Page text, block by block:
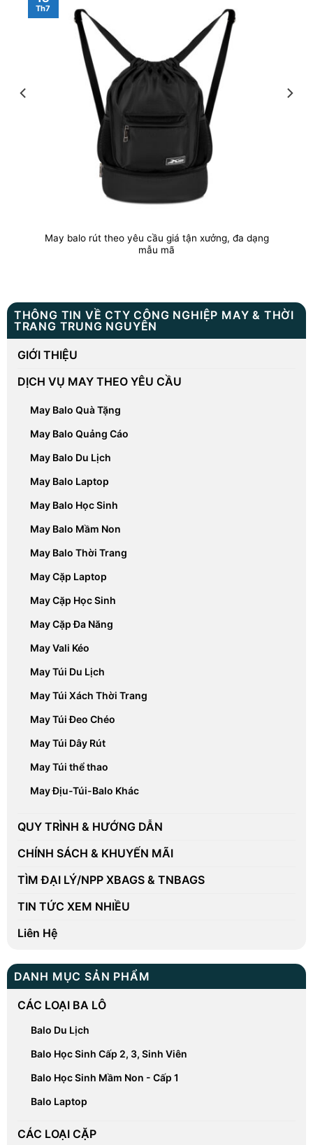
THÔNG TIN VỀ CTY CÔNG NGHIỆP MAY & THỜI
TRANG TRUNG NGUYÊN
GIỚI THIỆU
DỊCH VỤ MAY THEO YÊU CẦU
May Balo Quà Tặng
May Balo Quảng Cáo
May Balo Du Lịch
May Balo Laptop
May Balo Học Sinh
May Balo Mầm Non
May Balo Thời Trang
May Cặp Laptop
May Cặp Học Sinh
May Cặp Đa Năng
May Vali Kéo
May Túi Du Lịch
May Túi Xách Thời Trang
May Túi Đeo Chéo
May Túi Dây Rút
May Túi thể thao
May Địu-Túi-Balo Khác
QUY TRÌNH & HƯỚNG DẪN
CHÍNH SÁCH & KHUYẾN MÃI
TÌM ĐẠI LÝ/NPP XBAGS & TNBAGS
TIN TỨC XEM NHIỀU
Liên Hệ
DANH MỤC SẢN PHẨM
CÁC LOẠI BA LÔ
Balo Du Lịch
Balo Học Sinh Cấp 2, 3, Sinh Viên
Balo Học Sinh Mầm Non - Cấp 1
Balo Laptop
CÁC LOẠI CẶP
May balo rút theo yêu cầu giá tận xưởng, đa dạng
mẫu mã
Th7